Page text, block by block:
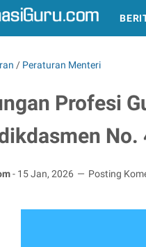
/ Peraturan Menteri
Profesi
No.
- 15 Jan, 2026 Posting